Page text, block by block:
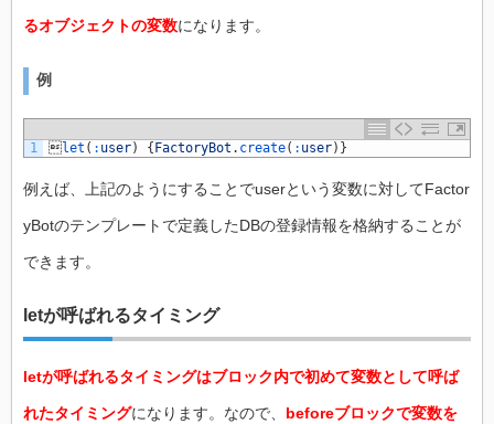
るオブジェクトの変数になります。
例
1 let ( : user) {FactoryBot . create( : user) }
例えば、上記のようにすることでuserという変数に対してFactor
yBotのテンプレートで定義したDBの登録情報を格納することが
できます。
letが呼ばれるタイミング
letが呼ばれるタイミングはブロック内で初めて変数として呼ば
れたタイミングになります。なので、 beforeブロックで変数を